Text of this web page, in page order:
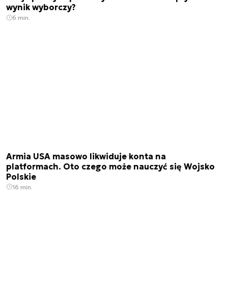
wynik wyborczy?
6 min.
Armia USA masowo likwiduje konta na
platformach. Oto czego może nauczyć się Wojsko
Polskie
16 min.